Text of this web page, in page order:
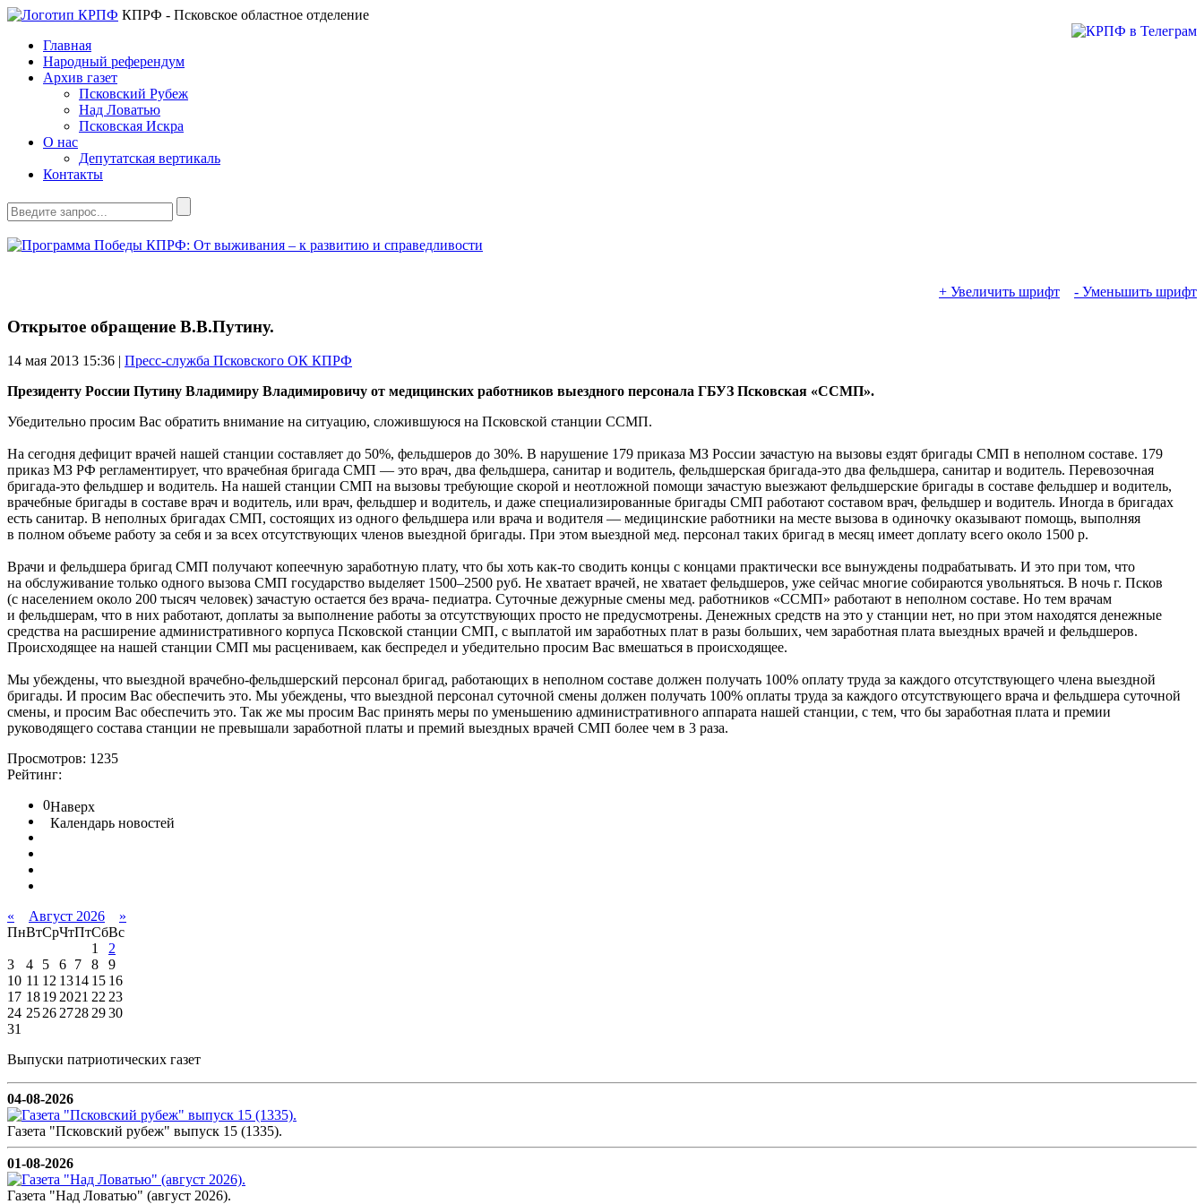
КПРФ - Псковское областное отделение
Главная
Народный референдум
Архив газет
Псковский Рубеж
Над Ловатью
Псковская Искра
О нас
Депутатская вертикаль
Контакты
+ Увеличить шрифт - Уменьшить шрифт
Открытое обращение В.В.Путину.
14 мая 2013 15:36 | Пресс-служба Псковского ОК КПРФ
Президенту России Путину Владимиру Владимировичу от медицинских работников выездного персонала ГБУЗ Псковская «ССМП».
Убедительно просим Вас обратить внимание на ситуацию, сложившуюся на Псковской станции ССМП.
На сегодня дефицит врачей нашей станции составляет до 50%, фельдшеров до 30%. В нарушение 179 приказа МЗ России зачастую на вызовы ездят бригады СМП в неполном составе. 179
приказ МЗ РФ регламентирует, что врачебная бригада СМП — это врач, два фельдшера, санитар и водитель, фельдшерская бригада-это два фельдшера, санитар и водитель. Перевозочная
бригада-это фельдшер и водитель. На нашей станции СМП на вызовы требующие скорой и неотложной помощи зачастую выезжают фельдшерские бригады в составе фельдшер и водитель,
врачебные бригады в составе врач и водитель, или врач, фельдшер и водитель, и даже специализированные бригады СМП работают составом врач, фельдшер и водитель. Иногда в бригадах
есть санитар. В неполных бригадах СМП, состоящих из одного фельдшера или врача и водителя — медицинские работники на месте вызова в одиночку оказывают помощь, выполняя
в полном объеме работу за себя и за всех отсутствующих членов выездной бригады. При этом выездной мед. персонал таких бригад в месяц имеет доплату всего около 1500 р.
Врачи и фельдшера бригад СМП получают копеечную заработную плату, что бы хоть как-то сводить концы с концами практически все вынуждены подрабатывать. И это при том, что
на обслуживание только одного вызова СМП государство выделяет 1500–2500 руб. Не хватает врачей, не хватает фельдшеров, уже сейчас многие собираются увольняться. В ночь г. Псков
(с населением около 200 тысяч человек) зачастую остается без врача- педиатра. Суточные дежурные смены мед. работников «ССМП» работают в неполном составе. Но тем врачам
и фельдшерам, что в них работают, доплаты за выполнение работы за отсутствующих просто не предусмотрены. Денежных средств на это у станции нет, но при этом находятся денежные
средства на расширение административного корпуса Псковской станции СМП, с выплатой им заработных плат в разы больших, чем заработная плата выездных врачей и фельдшеров.
Происходящее на нашей станции СМП мы расцениваем, как беспредел и убедительно просим Вас вмешаться в происходящее.
Мы убеждены, что выездной врачебно-фельдшерский персонал бригад, работающих в неполном составе должен получать 100% оплату труда за каждого отсутствующего члена выездной
бригады. И просим Вас обеспечить это. Мы убеждены, что выездной персонал суточной смены должен получать 100% оплаты труда за каждого отсутствующего врача и фельдшера суточной
смены, и просим Вас обеспечить это. Так же мы просим Вас принять меры по уменьшению административного аппарата нашей станции, с тем, что бы заработная плата и премии
руководящего состава станции не превышали заработной платы и премий выездных врачей СМП более чем в 3 раза.
Просмотров: 1235
Рейтинг:
0Наверх
Календарь новостей
« Август 2026
»
ПнВтСрЧтПтСбВс
1
2
3
4 5 6 7 8
9
10 11 12 1314 15 16
17 18192021 2223
24 252627282930
31
Выпуски патриотических газет
04-08-2026
Газета "Псковский рубеж" выпуск 15 (1335).
01-08-2026
Газета "Над Ловатью" (август 2026).